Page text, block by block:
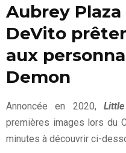
Aubrey
DeVito
aux
Demon
Annoncée en 2020,
premières images lors du
minutes à découvrir ci-